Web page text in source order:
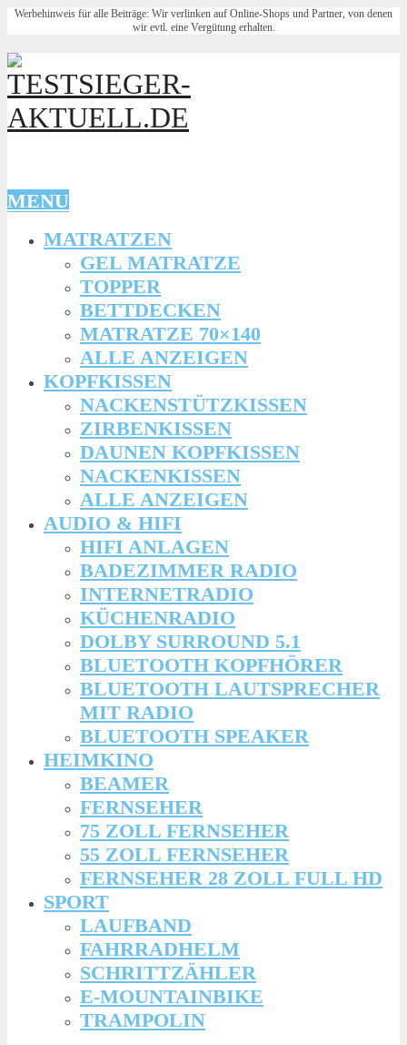
Werbehinweis für alle Beiträge: Wir verlinken auf Online-Shops und Partner, von denen
wir evtl. eine Vergütung erhalten.
MENU
MATRATZEN
GEL MATRATZE
TOPPER
BETTDECKEN
MATRATZE 70×140
ALLE ANZEIGEN
KOPFKISSEN
NACKENSTÜTZKISSEN
ZIRBENKISSEN
DAUNEN KOPFKISSEN
NACKENKISSEN
ALLE ANZEIGEN
AUDIO & HIFI
HIFI ANLAGEN
BADEZIMMER RADIO
INTERNETRADIO
KÜCHENRADIO
DOLBY SURROUND 5.1
BLUETOOTH KOPFHÖRER
BLUETOOTH LAUTSPRECHER
MIT RADIO
BLUETOOTH SPEAKER
HEIMKINO
BEAMER
FERNSEHER
75 ZOLL FERNSEHER
55 ZOLL FERNSEHER
FERNSEHER 28 ZOLL FULL HD
SPORT
LAUFBAND
FAHRRADHELM
SCHRITTZÄHLER
E-MOUNTAINBIKE
TRAMPOLIN